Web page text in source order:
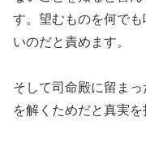
す。望むものを何で
いのだと責めます。
そして司命殿に留ま
を解くためだと真実を